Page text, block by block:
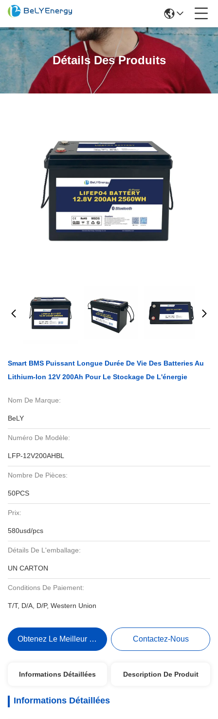
Détails Des Produits
Smart BMS Puissant Longue Durée De Vie Des Batteries Au
Lithium-Ion 12V 200Ah Pour Le Stockage De L'énergie
Nom De Marque:
BeLY
Numéro De Modèle:
LFP-12V200AHBL
Nombre De Pièces:
50PCS
Prix:
580usd/pcs
Détails De L'emballage:
UN CARTON
Conditions De Paiement:
T/T, D/A, D/P, Western Union
Obtenez Le Meilleur Prix Contactez-Nous
Informations Détaillées Description De Produit
Informations Détaillées